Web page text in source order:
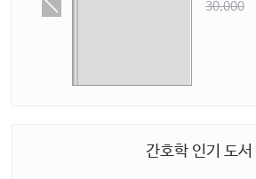
30,000
간호학 인기 도서